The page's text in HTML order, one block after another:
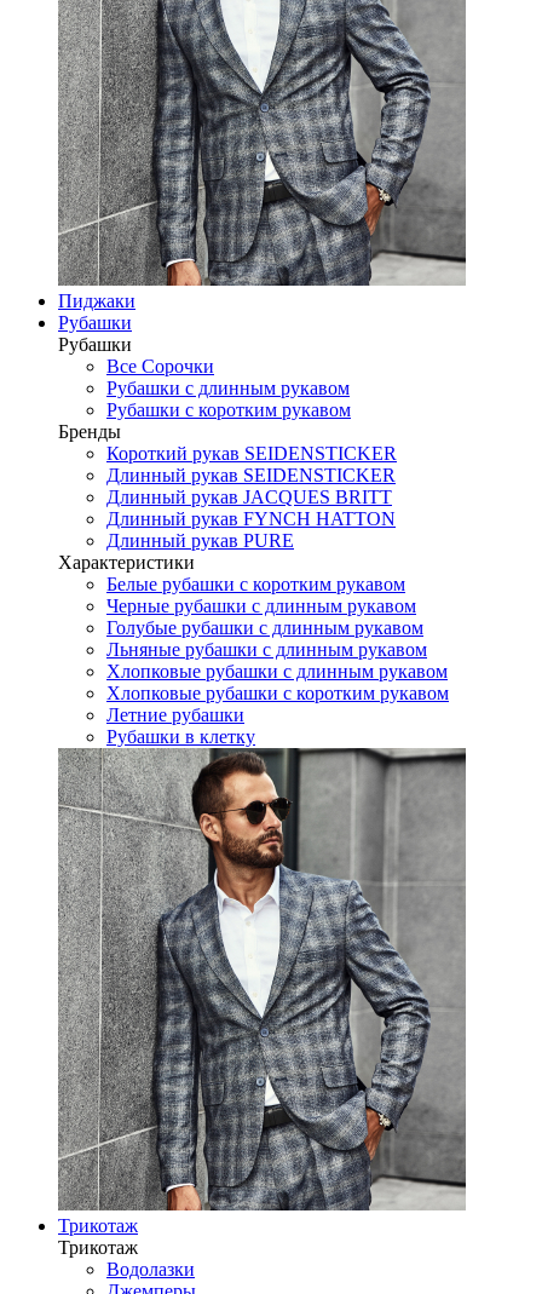
Пиджаки
Рубашки
Рубашки
Все Сорочки
Рубашки с длинным рукавом
Рубашки с коротким рукавом
Бренды
Короткий рукав SEIDENSTICKER
Длинный рукав SEIDENSTICKER
Длинный рукав JAСQUES BRITT
Длинный рукав FYNCH HATTON
Длинный рукав PURE
Характеристики
Белые рубашки с коротким рукавом
Черные рубашки с длинным рукавом
Голубые рубашки с длинным рукавом
Льняные рубашки с длинным рукавом
Хлопковые рубашки с длинным рукавом
Хлопковые рубашки с коротким рукавом
Летние рубашки
Рубашки в клетку
Трикотаж
Трикотаж
Водолазки